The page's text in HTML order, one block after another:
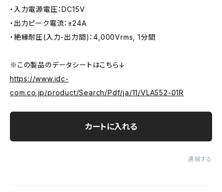
・入力電源電圧：DC15V
・出力ピーク電流：±24A
・絶縁耐圧(入力-出力間)：4,000Vrms, 1分間
※この製品のデータシートはこちら↓
https://www.idc-
com.co.jp/product/Search/Pdf/ja/11/VLA552-01R
カートに入れる
通報する